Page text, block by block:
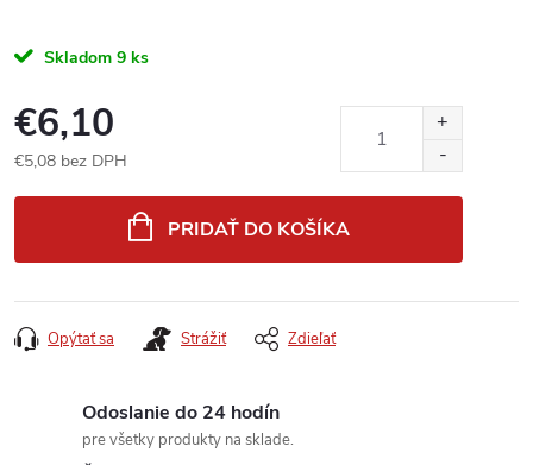
Skladom 9 ks
€6,10
€5,08 bez DPH
PRIDAŤ DO KOŠÍKA
Opýtať sa Strážiť Zdieľať
Odoslanie do 24 hodín
pre všetky produkty na sklade.